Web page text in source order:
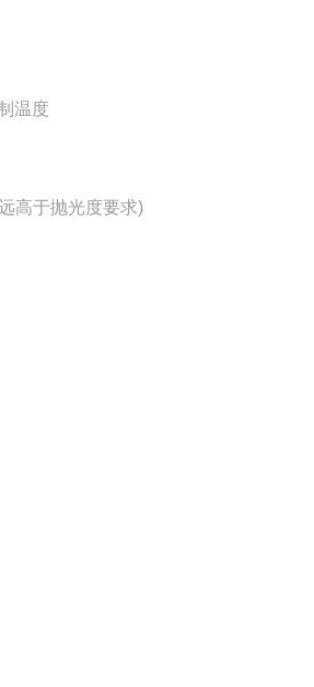
温度
高于抛光度要求)